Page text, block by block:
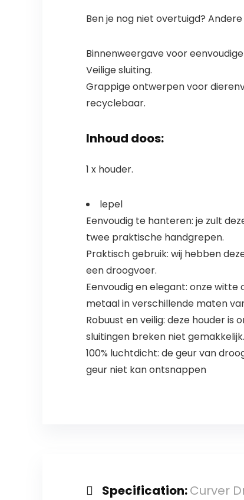
Ben je nog niet overtuigd?
Binnenweergave voor
Veilige sluiting.
Grappige ontwerpen voor
recyclebaar.
Inhoud doos:
1 x houder.
lepel
Eenvoudig te hanteren: je zult
twee praktische handgrepen.
Praktisch gebruik: wij hebben
een droogvoer.
Eenvoudig en elegant: onze
metaal in verschillende maten
Robuust en veilig: deze houder
sluitingen breken niet gemakkelijk.
100% luchtdicht: de geur van
geur niet kan ontsnappen
Specification:Curver